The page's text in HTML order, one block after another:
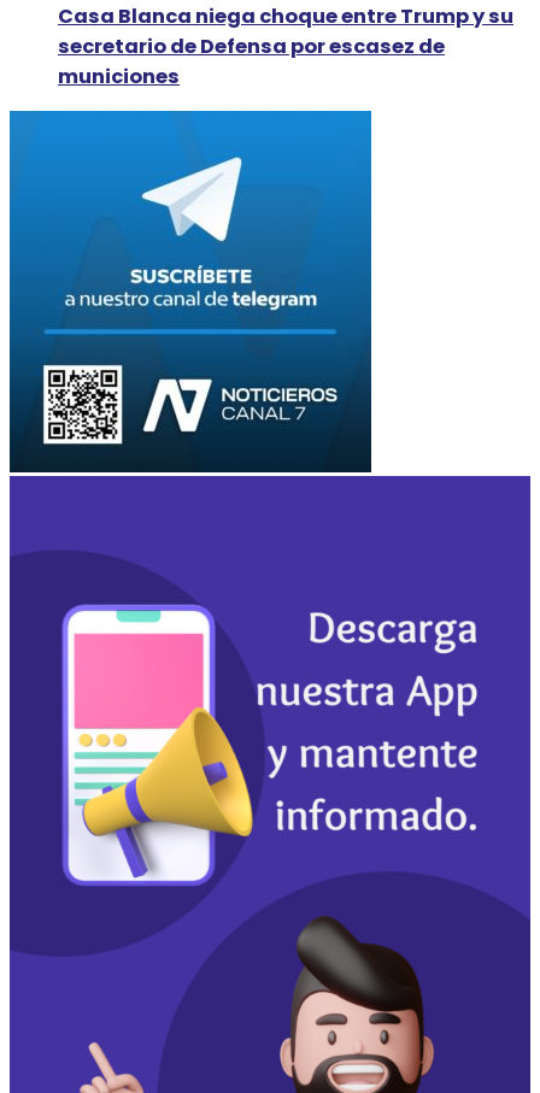
Casa Blanca niega choque entre Trump y su
secretario de Defensa por escasez de
municiones